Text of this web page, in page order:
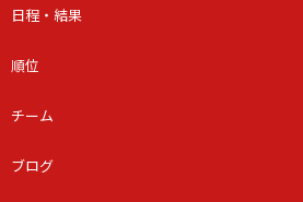
日程・結果
順位
チーム
ブログ